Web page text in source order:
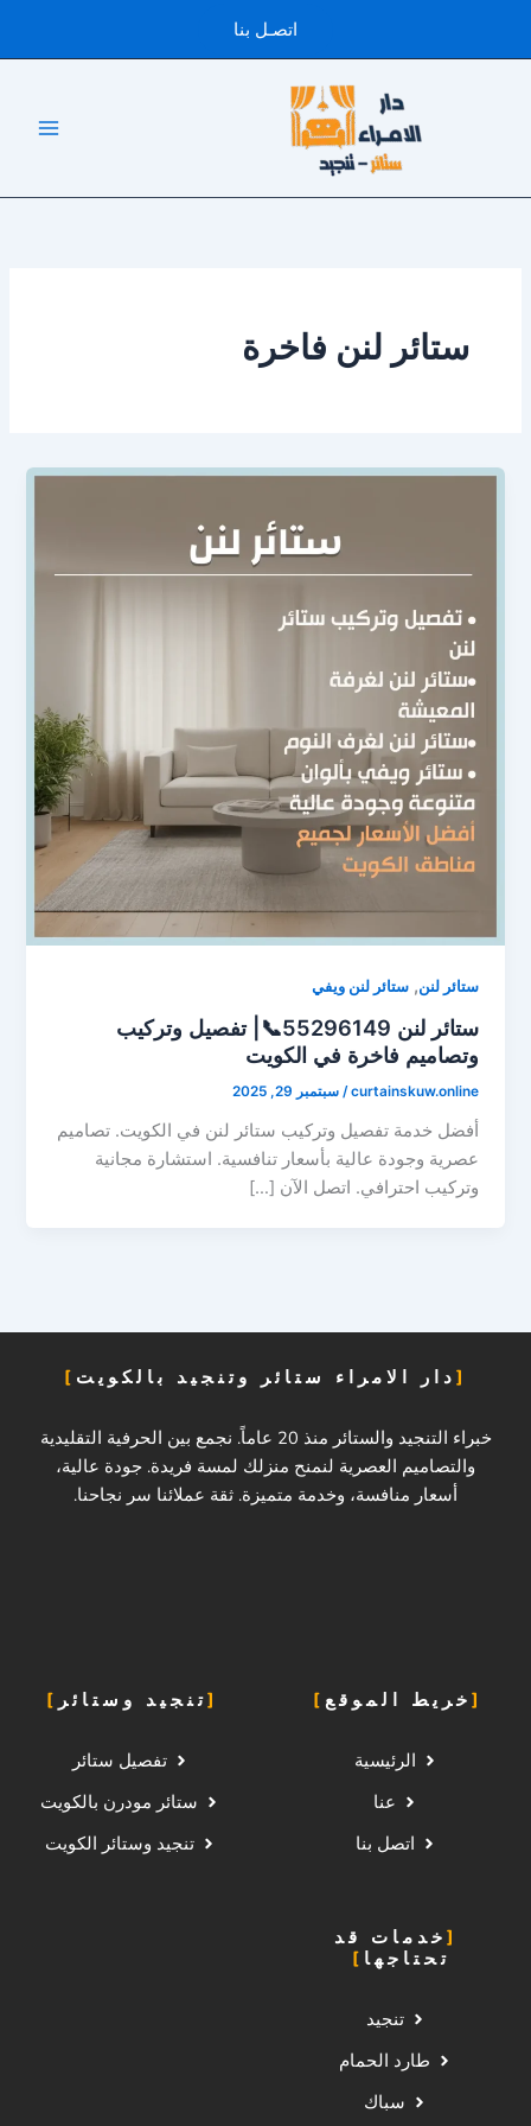
اتصـل بنا
ستائر لنن فاخرة
ستائر لنن,ستائر لنن ويفي
ستائر لنن 55296149📞| تفصيل وتركيب
وتصاميم فاخرة في الكويت
curtainskuw.online
/سبتمبر 29, 2025
أفضل خدمة تفصيل وتركيب ستائر لنن في الكويت. تصاميم
عصرية وجودة عالية بأسعار تنافسية. استشارة مجانية
وتركيب احترافي. اتصل الآن […]
دار الامراء ستائر وتنجيد بالكويت
خبراء التنجيد والستائر منذ 20 عاماً. نجمع بين الحرفية التقليدية
والتصاميم العصرية لنمنح منزلك لمسة فريدة. جودة عالية،
أسعار منافسة، وخدمة متميزة. ثقة عملائنا سر نجاحنا.
خريط الموقع
الرئيسية
عنا
اتصل بنا
تنجيد وستائر
تفصيل ستائر
ستائر مودرن بالكويت
تنجيد وستائر الكويت
خدمات قد
تحتاجها
تنجيد
طارد الحمام
سباك